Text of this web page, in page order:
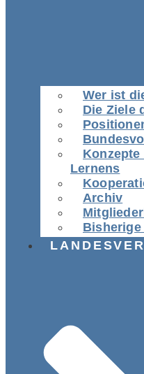
Wer ist
Die Ziele
Konzepte
Lernens
Archiv
Bisherige